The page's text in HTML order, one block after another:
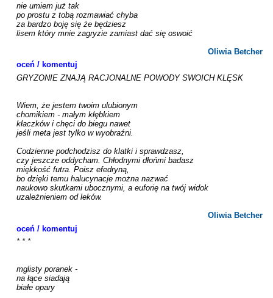
nie umiem już tak
po prostu z tobą rozmawiać chyba
za bardzo boję się że będziesz
lisem który mnie zagryzie zamiast dać się oswoić
Oliwia Betcher
oceń / komentuj
GRYZONIE ZNAJĄ RACJONALNE POWODY SWOICH KLĘSK
Wiem, że jestem twoim ulubionym
chomikiem - małym kłębkiem
kłaczków i chęci do biegu nawet
jeśli meta jest tylko w wyobraźni.
Codzienne podchodzisz do klatki i sprawdzasz,
czy jeszcze oddycham. Chłodnymi dłońmi badasz
miękkość futra. Poisz efedryną,
bo dzięki temu halucynacje można nazwać
naukowo skutkami ubocznymi, a euforię na twój widok
uzależnieniem od leków.
Oliwia Betcher
oceń / komentuj
* * *
mglisty poranek -
na łące siadają
białe opary